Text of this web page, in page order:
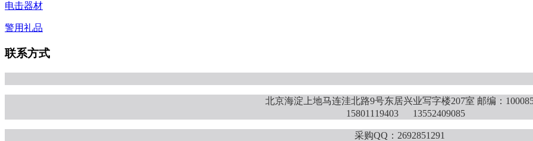
电击器材
警用礼品
联系方式
北京海淀上地马连洼北路9号东居兴业写字楼207室 邮编：
15801119403 13552409085
采购QQ：2692851291